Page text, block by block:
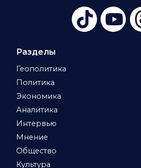
Разделы
Геополитика
Политика
Экономика
Аналитика
Интервью
Мнение
Общество
Культура